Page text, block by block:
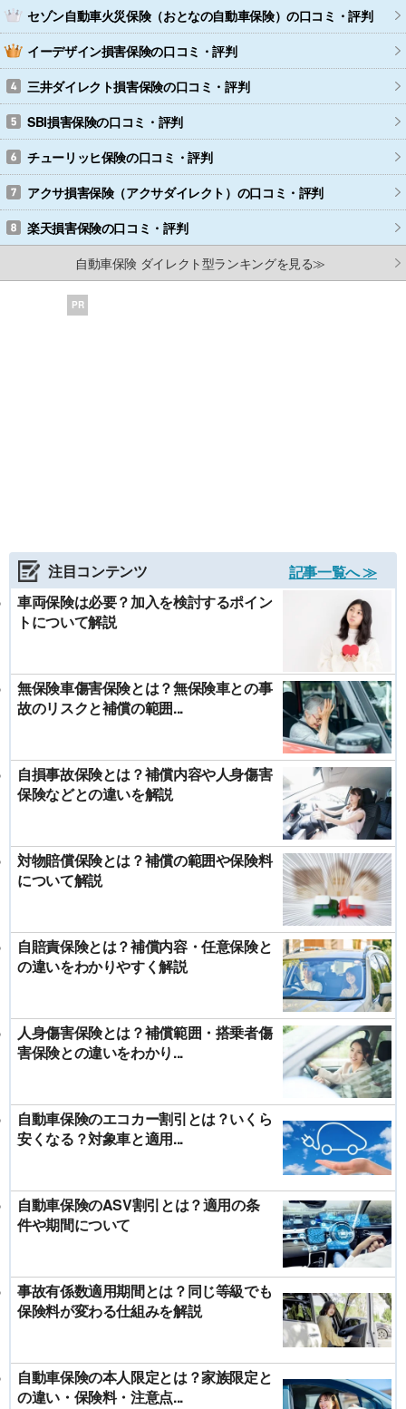
セゾン自動車火災保険（おとなの自動車保険）の口コミ・評判
イーデザイン損害保険の口コミ・評判
三井ダイレクト損害保険の口コミ・評判
SBI損害保険の口コミ・評判
チューリッヒ保険の口コミ・評判
アクサ損害保険（アクサダイレクト） の口コミ・評判
楽天損害保険の口コミ・評判
自動車保険 ダイレクト型ランキングを見る≫
PR
注目コンテンツ
記事一覧へ ≫
車両保険は必要？加入を検討するポイン
トについて解説
無保険車傷害保険とは？無保険車との事
故のリスクと補償の範囲...
自損事故保険とは？補償内容や人身傷害
保険などとの違いを解説
対物賠償保険とは？補償の範囲や保険料
について解説
自賠責保険とは？補償内容・任意保険と
の違いをわかりやすく解説
人身傷害保険とは？補償範囲・搭乗者傷
害保険との違いをわかり...
自動車保険のエコカー割引とは？いくら
安くなる？対象車と適用...
自動車保険のASV割引とは？適用の条
件や期間について
事故有係数適用期間とは？同じ等級でも
保険料が変わる仕組みを解説
自動車保険の本人限定とは？家族限定と
の違い・保険料・注意点...